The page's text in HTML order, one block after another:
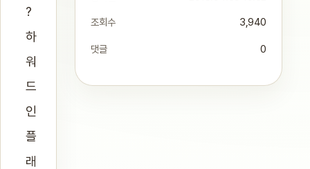
?
하
워
드
인
플
래
조회수 3,940
댓글 0